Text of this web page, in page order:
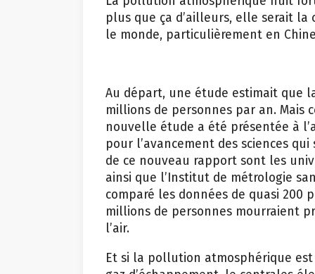
plus que ça d’ailleurs, elle serait
le monde, particulièrement en
Au départ, une étude estimait que
millions de personnes par an. Mais
nouvelle étude a été présentée à
pour l’avancement des sciences
de ce nouveau rapport sont les
ainsi que l’Institut de métrologie
comparé les données de quasi 200
millions de personnes mourraient
l’air.
Et si la pollution atmosphérique
gaz d’échappement, le centrales